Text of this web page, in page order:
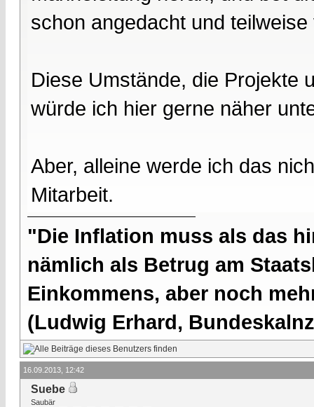
schon angedacht und
Diese Umstände, die Projekte
würde ich hier gerne näher
Aber, alleine werde ich das
Mitarbeit.
"Die Inflation muss als das
nämlich als Betrug am
Einkommens, aber noch
(Ludwig Erhard,
16.09.2013, 12:42
Suebe
Saubär